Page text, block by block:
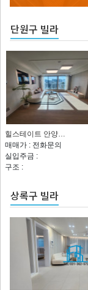
단원구 빌라
힐스테이트 안양…
매매가 : 전화문의
실입주금 :
구조 :
상록구 빌라